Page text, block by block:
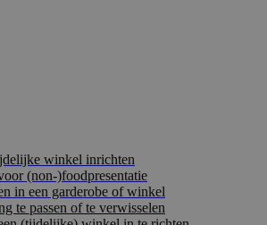
winkel inrichten
(non-)foodpresentatie
in een garderobe of winkel
te passen of te verwisselen